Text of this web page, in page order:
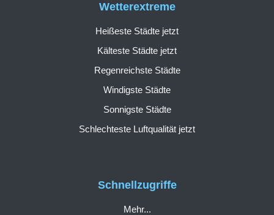
Schnellzugriffe
Mehr...
Wetterextreme
Heißeste Städte jetzt
Kälteste Städte jetzt
Regenreichste Städte
Windigste Städte
Sonnigste Städte
Schlechteste Luftqualität jetzt